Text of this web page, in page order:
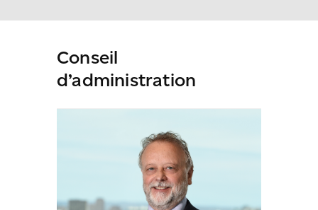
Conseil
d’administration